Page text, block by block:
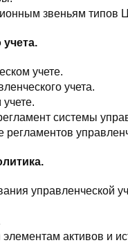
звеньям типов
учета.
учете.
учета.
системы
регламентов
управленческой
активов и